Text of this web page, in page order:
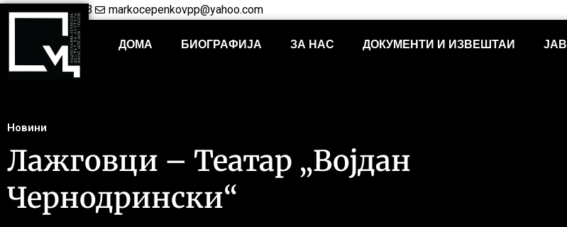
+38948421703 markocepenkovpp@yahoo.com
ДОМА БИОГРАФИЈА ЗА НАС ДОКУМЕНТИ И ИЗВЕШТАИ
Новини
Лажговци – Театар „Војдан
Чернодрински“